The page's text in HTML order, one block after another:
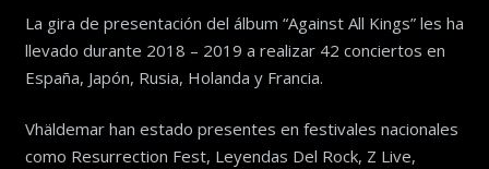
La gira de presentación del álbum “Against All Kings” les ha
llevado durante 2018 – 2019 a realizar 42 conciertos en
España, Japón, Rusia, Holanda y Francia.
Vhäldemar han estado presentes en festivales nacionales
como Resurrection Fest, Leyendas Del Rock, Z Live,